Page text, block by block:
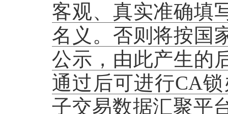
客观、真实准确填
名义。否则将按国
公示，由此产生的
通过后可进行CA
子交易数据汇聚平